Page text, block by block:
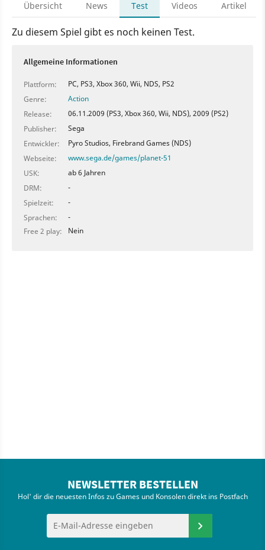
Übersicht News Test Videos Artikel
Zu diesem Spiel gibt es noch keinen Test.
Allgemeine Informationen
Plattform:
PC, PS3, Xbox 360, Wii, NDS, PS2
Genre:
Action
Release:
06.11.2009 (PS3, Xbox 360, Wii, NDS), 2009 (PS2)
Publisher:
Sega
Entwickler:
Pyro Studios, Firebrand Games (NDS)
Webseite:
www.sega.de/games/planet-51
USK:
ab 6 Jahren
DRM:
-
Spielzeit:
-
Sprachen:
-
Free 2 play:
Nein
NEWSLETTER BESTELLEN
Hol' dir die neuesten Infos zu Games und Konsolen direkt ins Postfach